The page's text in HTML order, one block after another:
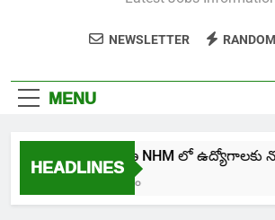
NEWSLETTER
MENU
HEADLINES
తెలంగాణ NHM లో ఉద్యోగాలకు